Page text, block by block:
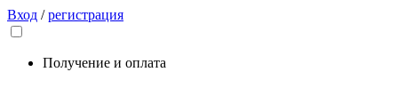
Вход /регистрация
Получение и оплата